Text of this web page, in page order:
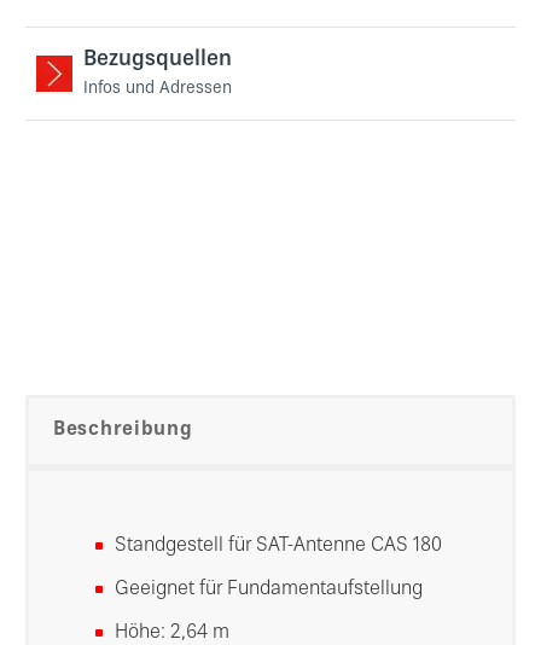
Bezugsquellen
Infos und Adressen
Beschreibung
Standgestell für SAT-Antenne CAS 180
Geeignet für Fundamentaufstellung
Höhe: 2,64 m